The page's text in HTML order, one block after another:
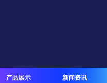
产品展示 新闻资讯